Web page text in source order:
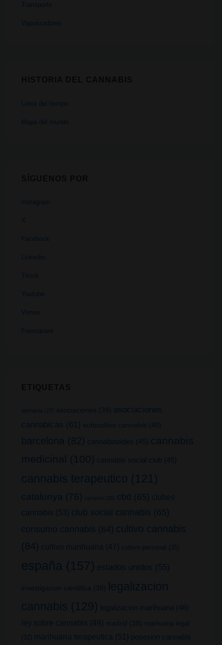
Transporte
Vaporizadores
Linea del tiempo
Mapa del mundo
Instagram
X
Facebook
Linkedin
Tiktok
Youtube
Vimeo
Foursquare
alemania (27) asociaciones (39)
asociaciones
cannabicas (61) autocultivo cannabis (40)
barcelona (82) cannabinoides (45) cannabis
medicinal (100) cannabis social club (45)
cannabis terapeutico (121)
catalunya (76) cañamo (26) cbd (65) clubes
cannabis (53) club social cannabis (65)
consumo cannabis (64) cultivo cannabis
(84) cultivo marihuana (47) cultivo personal (35)
españa (157) estados unidos (55)
investigacion cientifica (39)
legalizacion
cannabis (129) legalizacion marihuana (46)
ley sobre cannabis (49) madrid (38)
marihuana legal
(32)
marihuana terapeutica (51) posesion cannabis